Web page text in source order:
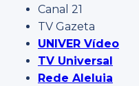
Canal 21
TV Gazeta
UNIVER Vídeo
TV Universal
Rede Aleluia